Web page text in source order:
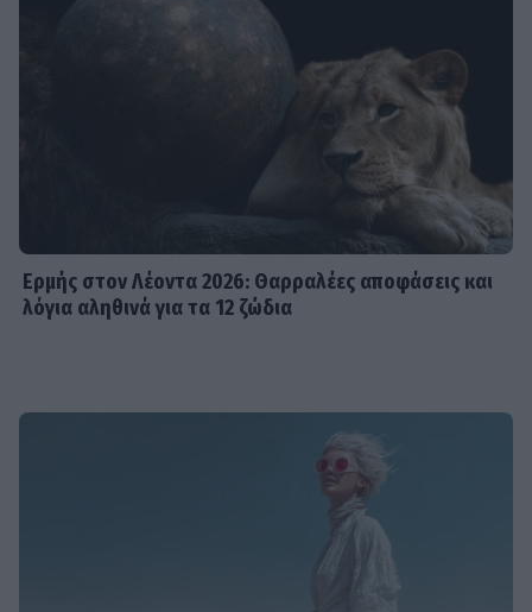
Ερμής στον Λέοντα 2026: Θαρραλέες αποφάσεις και
λόγια αληθινά για τα 12 ζώδια